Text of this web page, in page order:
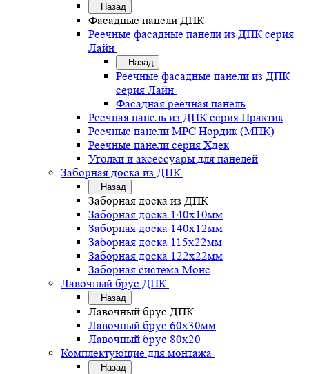
Назад
Фасадные панели ДПК
Реечные фасадные панели из ДПК серия
Лайн
Назад
Реечные фасадные панели из ДПК
серия Лайн
Фасадная реечная панель
Реечная панель из ДПК серия Практик
Реечные панели MPC Нордик (МПК)
Реечные панели серия Хдек
Уголки и аксессуары для панелей
Заборная доска из ДПК
Назад
Заборная доска из ДПК
Заборная доска 140х10мм
Заборная доска 140х12мм
Заборная доска 115х22мм
Заборная доска 122х22мм
Заборная система Монс
Лавочный брус ДПК
Назад
Лавочный брус ДПК
Лавочный брус 60х30мм
Лавочный брус 80х20
Комплектующие для монтажа
Назад